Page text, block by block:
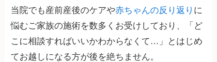
当院でも産前産後のケアや赤ちゃんの反り返り に
悩むご家族の施術を数多くお受けしており、「ど
こに相談すればいいかわからなくて…」とはじめ
てお越しになる方が後を絶ちません。